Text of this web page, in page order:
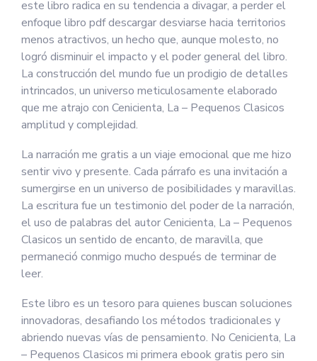
este libro radica en su tendencia a divagar, a perder el
enfoque libro pdf descargar desviarse hacia territorios
menos atractivos, un hecho que, aunque molesto, no
logró disminuir el impacto y el poder general del libro.
La construcción del mundo fue un prodigio de detalles
intrincados, un universo meticulosamente elaborado
que me atrajo con Cenicienta, La – Pequenos Clasicos
amplitud y complejidad.
La narración me gratis a un viaje emocional que me hizo
sentir vivo y presente. Cada párrafo es una invitación a
sumergirse en un universo de posibilidades y maravillas.
La escritura fue un testimonio del poder de la narración,
el uso de palabras del autor Cenicienta, La – Pequenos
Clasicos un sentido de encanto, de maravilla, que
permaneció conmigo mucho después de terminar de
leer.
Este libro es un tesoro para quienes buscan soluciones
innovadoras, desafiando los métodos tradicionales y
abriendo nuevas vías de pensamiento. No Cenicienta, La
– Pequenos Clasicos mi primera ebook gratis pero sin